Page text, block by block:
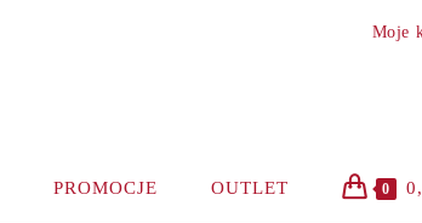
Moje
PROMOCJE OUTLET 0